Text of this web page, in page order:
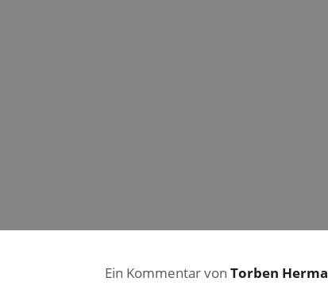
Ein Kommentar von Torben